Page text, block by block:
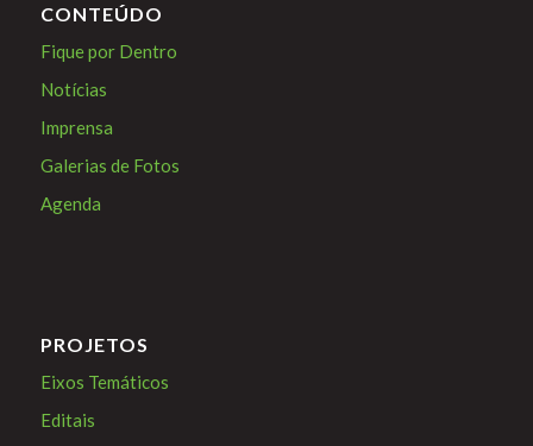
CONTEÚDO
Fique por Dentro
Notícias
Imprensa
Galerias de Fotos
Agenda
PROJETOS
Eixos Temáticos
Editais